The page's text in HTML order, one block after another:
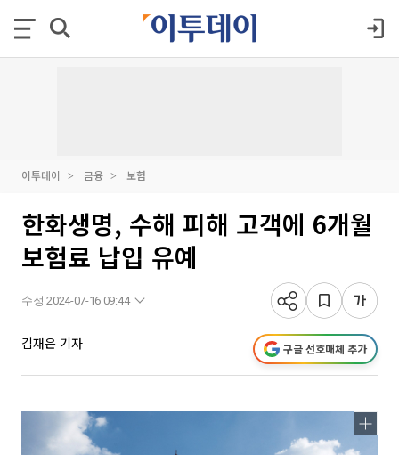
이투데이 금융 보험
한화생명, 수해 피해 고객에 6개월
보험료 납입 유예
수정 2024-07-16 09:44
김재은 기자 구글 선호매체 추가